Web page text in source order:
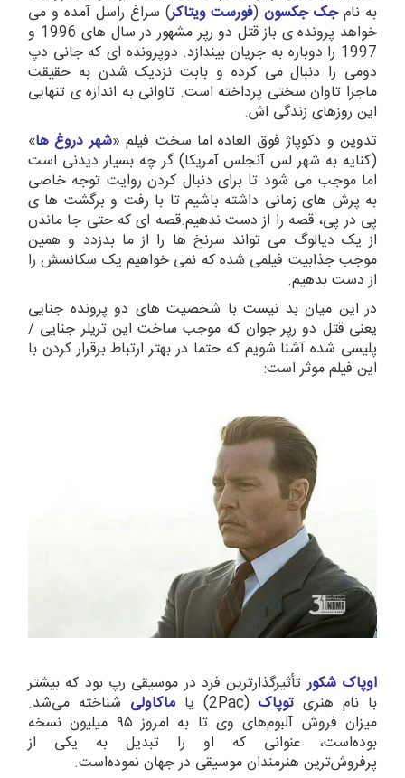
به نامجک جکسون (فورست ویتاکر) سراغ راسل آمده و می
خواهد پرونده ی باز قتل دو رپر مشهور در سال های 1996 و
1997 را دوباره به جریان بیندازد. دوپرونده ای که جانی دپ
دومی را دنبال می کرده و بابت نزدیک شدن به حقیقت
ماجرا تاوان سختی پرداخته است. تاوانی به اندازه ی تنهایی
این روزهای زندگی اش.
تدوین و دکوپاژ فوق العاده اما سخت فیلم «شهر دروغ ها»
(کنایه به شهر لس آنجلس آمریکا) گر چه بسیار دیدنی است
اما موجب می شود تا برای دنبال کردن روایت توجه خاصی
به پرش های زمانی داشته باشیم تا با رفت و برگشت ها ی
پی در پی، قصه را از دست ندهیم.قصه ای که حتی جا ماندن
از یک دیالوگ می تواند سرنخ ها را از ما بدزدد و همین
موجب جذابیت فیلمی شده که نمی خواهیم یک سکانسش را
از دست بدهیم.
در این میان بد نیست با شخصیت های دو پرونده جنایی
یعنی قتل دو رپر جوان که موجب ساخت این تریلر جنایی /
پلیسی شده آشنا شویم که حتما در بهتر ارتباط برقرار کردن با
این فیلم موثر است:
اوپاک شکور تأثیرگذارترین فرد در موسیقی رپ بود که بیشتر
با نام هنری توپاک (2Pac) یا ماکاولی شناخته می‌شد.
میزان فروش آلبوم‌های وی تا به امروز ۹۵ میلیون نسخه
بوده‌است، عنوانی که او را تبدیل به یکی از
پرفروش‌ترین هنرمندان موسیقی در جهان نموده‌است.